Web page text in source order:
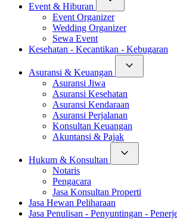
Event & Hiburan
Event Organizer
Wedding Organizer
Sewa Event
Kesehatan - Kecantikan - Kebugaran
Asuransi & Keuangan
Asuransi Jiwa
Asuransi Kesehatan
Asuransi Kendaraan
Asuransi Perjalanan
Konsultan Keuangan
Akuntansi & Pajak
Hukum & Konsultan
Notaris
Pengacara
Jasa Konsultan Properti
Jasa Hewan Peliharaan
Jasa Penulisan - Penyuntingan -